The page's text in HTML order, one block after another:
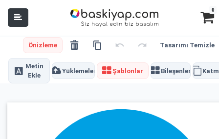
0
Önizleme Tasarımı Temizle
Metin
Ekle
Yüklemeler Şablonlar Bileşenler